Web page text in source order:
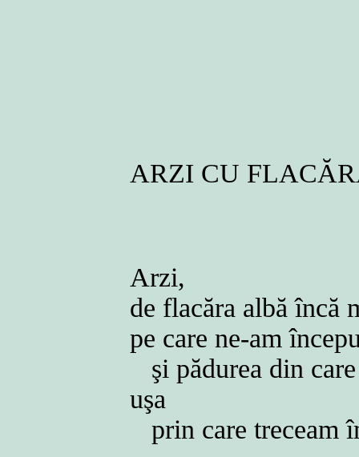
ARZI CU
Arzi,
de flacăra albă încă
pe care ne-am
şi pădurea din
uşa
prin care treceam